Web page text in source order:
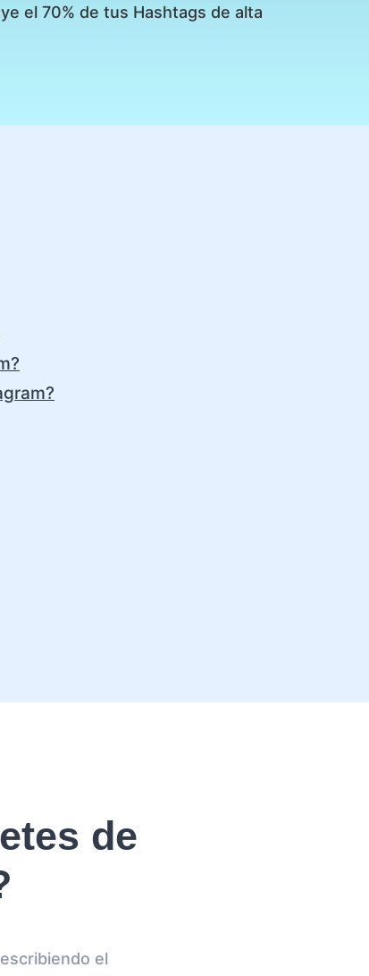
el 70% de tus Hashtags de alta
de
el